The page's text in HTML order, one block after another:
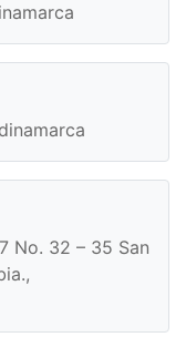
No. 32 – 35 San